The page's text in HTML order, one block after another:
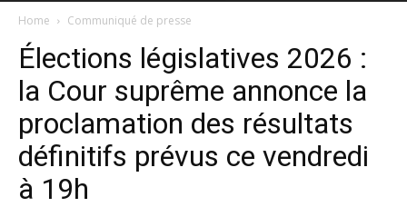
Home Communiqué de presse
Élections législatives 2026 :
la Cour suprême annonce la
proclamation des résultats
définitifs prévus ce vendredi
à 19h